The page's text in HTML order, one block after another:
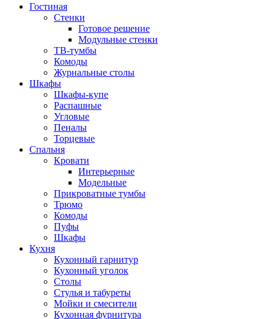
Гостиная
Стенки
Готовое решение
Модульные стенки
ТВ-тумбы
Комоды
Журнальные столы
Шкафы
Шкафы-купе
Распашные
Угловые
Пеналы
Торцевые
Спальня
Кровати
Интерьерные
Модельные
Прикроватные тумбы
Трюмо
Комоды
Пуфы
Шкафы
Кухня
Кухонный гарнитур
Кухонный уголок
Столы
Стулья и табуреты
Мойки и смесители
Кухонная фурнитура